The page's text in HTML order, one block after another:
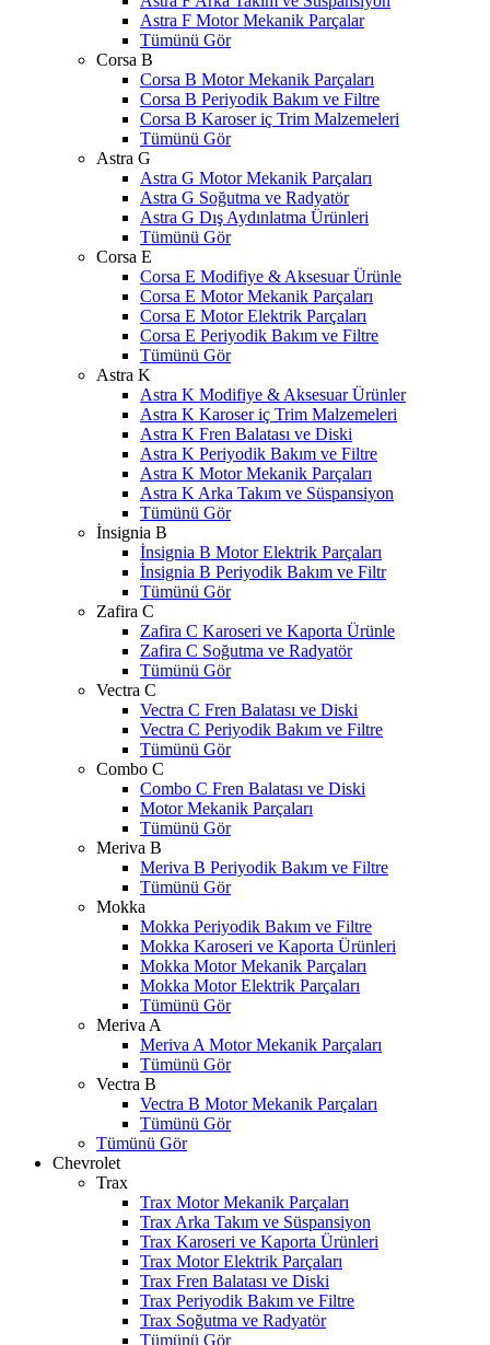
Astra F Motor Mekanik Parçalar
Tümünü Gör
Corsa B
Corsa B Motor Mekanik Parçaları
Corsa B Periyodik Bakım ve Filtre
Corsa B Karoser iç Trim Malzemeleri
Tümünü Gör
Astra G
Astra G Motor Mekanik Parçaları
Astra G Soğutma ve Radyatör
Astra G Dış Aydınlatma Ürünleri
Tümünü Gör
Corsa E
Corsa E Modifiye & Aksesuar Ürünle
Corsa E Motor Mekanik Parçaları
Corsa E Motor Elektrik Parçaları
Corsa E Periyodik Bakım ve Filtre
Tümünü Gör
Astra K
Astra K Modifiye & Aksesuar Ürünler
Astra K Karoser iç Trim Malzemeleri
Astra K Fren Balatası ve Diski
Astra K Periyodik Bakım ve Filtre
Astra K Motor Mekanik Parçaları
Astra K Arka Takım ve Süspansiyon
Tümünü Gör
İnsignia B
İnsignia B Motor Elektrik Parçaları
İnsignia B Periyodik Bakım ve Filtr
Tümünü Gör
Zafira C
Zafira C Karoseri ve Kaporta Ürünle
Zafira C Soğutma ve Radyatör
Tümünü Gör
Vectra C
Vectra C Fren Balatası ve Diski
Vectra C Periyodik Bakım ve Filtre
Tümünü Gör
Combo C
Combo C Fren Balatası ve Diski
Motor Mekanik Parçaları
Tümünü Gör
Meriva B
Meriva B Periyodik Bakım ve Filtre
Tümünü Gör
Mokka
Mokka Periyodik Bakım ve Filtre
Mokka Karoseri ve Kaporta Ürünleri
Mokka Motor Mekanik Parçaları
Mokka Motor Elektrik Parçaları
Tümünü Gör
Meriva A
Meriva A Motor Mekanik Parçaları
Tümünü Gör
Vectra B
Vectra B Motor Mekanik Parçaları
Tümünü Gör
Tümünü Gör
Chevrolet
Trax
Trax Motor Mekanik Parçaları
Trax Arka Takım ve Süspansiyon
Trax Karoseri ve Kaporta Ürünleri
Trax Motor Elektrik Parçaları
Trax Fren Balatası ve Diski
Trax Periyodik Bakım ve Filtre
Trax Soğutma ve Radyatör
Tümünü Gör